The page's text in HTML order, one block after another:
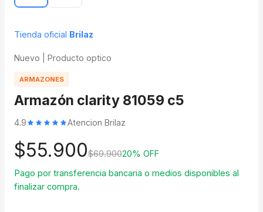
Tienda oficial Brilaz
Nuevo | Producto optico
ARMAZONES
Armazón clarity 81059 c5
4.9 Atencion Brilaz
$55.900$69.90020% OFF
Pago por transferencia bancaria o medios disponibles al
finalizar compra.